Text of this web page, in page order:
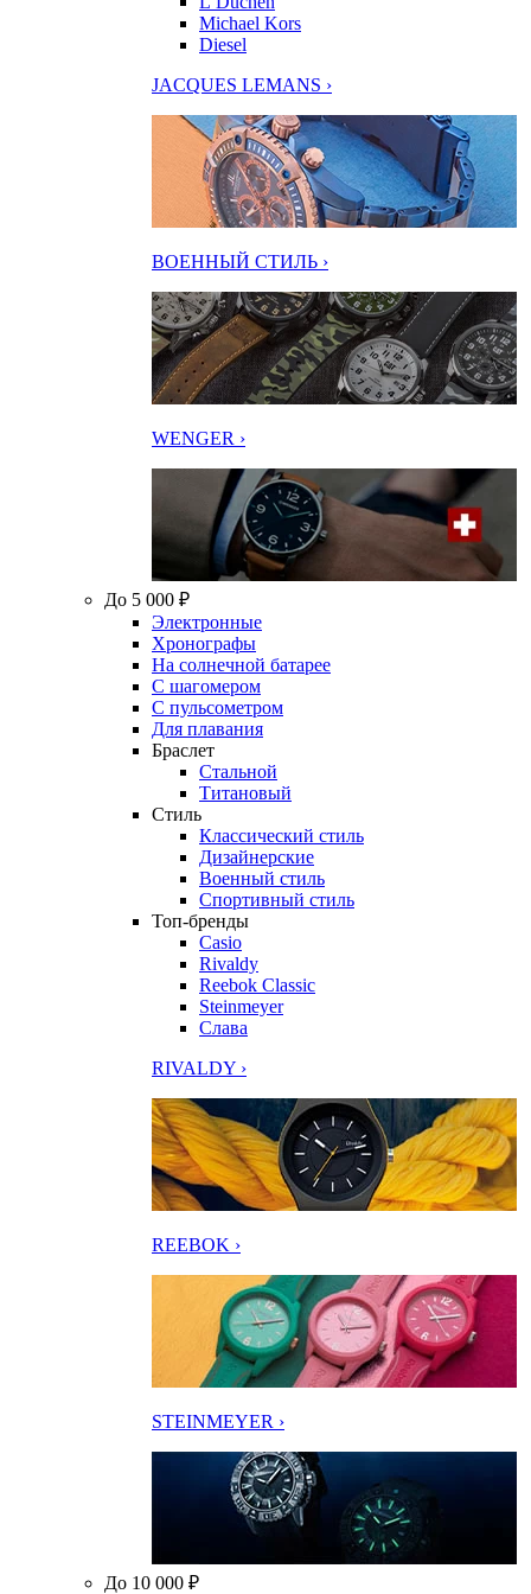
Michael Kors
Diesel
JACQUES LEMANS ›
ВОЕННЫЙ СТИЛЬ ›
WENGER ›
До 5 000 ₽
Электронные
Хронографы
На солнечной батарее
С шагомером
С пульсометром
Для плавания
Браслет
Стальной
Титановый
Стиль
Классический стиль
Дизайнерские
Военный стиль
Спортивный стиль
Топ-бренды
Casio
Rivaldy
Reebok Classic
Steinmeyer
Слава
RIVALDY ›
REEBOK ›
STEINMEYER ›
До 10 000 ₽